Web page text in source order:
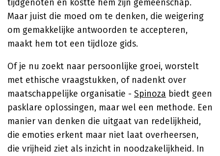
tijdgenoten en kostte hem zijn gemeenschap.
Maar juist die moed om te denken, die weigering
om gemakkelijke antwoorden te accepteren,
maakt hem tot een tijdloze gids.
Of je nu zoekt naar persoonlijke groei, worstelt
met ethische vraagstukken, of nadenkt over
maatschappelijke organisatie - Spinoza biedt geen
pasklare oplossingen, maar wel een methode. Een
manier van denken die uitgaat van redelijkheid,
die emoties erkent maar niet laat overheersen,
die vrijheid ziet als inzicht in noodzakelijkheid. In